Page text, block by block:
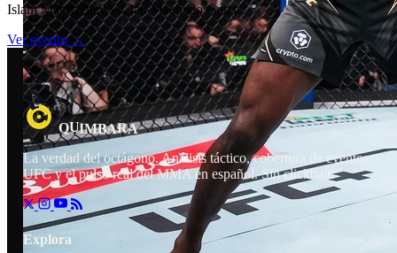
Islam Makhachev vs. Ian Machado Garry
Ver evento →
QUIMBARA
La verdad del octágono. Análisis táctico, cobertura de eventos
UFC y el pulso real del MMA en español. Sin clickbait.
Explora